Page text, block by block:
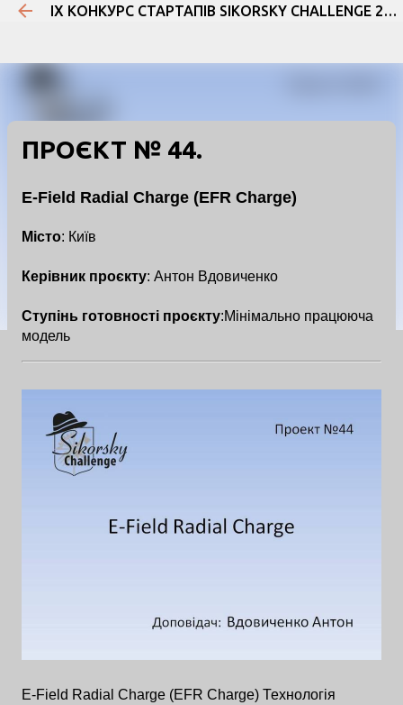
IX КОНКУРС СТАРТАПІВ SIKORSKY CHALLENGE 2020
ПРОЄКТ № 44.
E-Field Radial Charge (EFR Charge)
Місто: Київ
Керівник проєкту: Антон Вдовиченко
Ступінь готовності проєкту:Мінімально працююча
модель
E-Field Radial Charge (EFR Charge) Технологія